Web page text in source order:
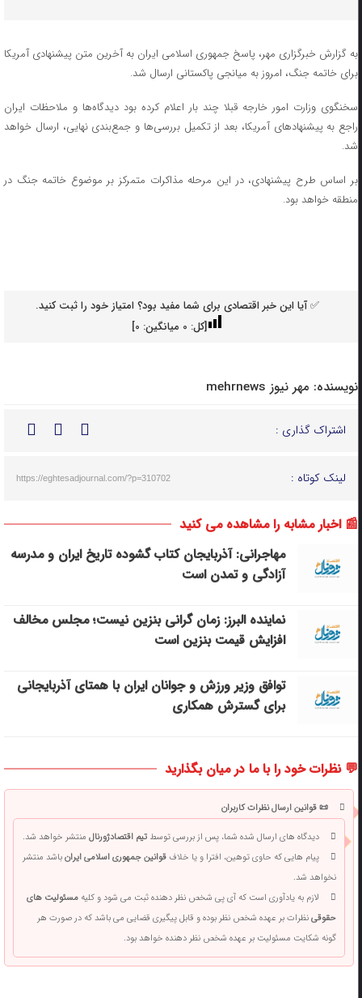
به گزارش خبرگزاری مهر، پاسخ جمهوری اسلامی ایران به آخرین متن پیشنهادی آمریکا
برای خاتمه جنگ، امروز به میانجی پاکستانی ارسال شد.
سخنگوی وزارت امور خارجه قبلا چند بار اعلام کرده بود دیدگاه‌ها و ملاحظات ایران
راجع به پیشنهادهای آمریکا، بعد از تکمیل بررسی‌ها و جمع‌بندی نهایی، ارسال خواهد
شد.
بر اساس طرح پیشنهادی، در این مرحله مذاکرات متمرکز بر موضوع خاتمه جنگ در
منطقه خواهد بود.
✅ آیا این خبر اقتصادی برای شما مفید بود؟ امتیاز خود را ثبت کنید.
[کل: 0میانگین: 0
]
نویسنده: مهر نیوز mehrnews
اشتراک گذاری :
لینک کوتاه : https://eghtesadjournal.com/?p=310702
📰 اخبار مشابه را مشاهده می کنید
مهاجرانی: آذربایجان کتاب گشوده تاریخ ایران و مدرسه
آزادگی و تمدن است
نماینده البرز: زمان گرانی بنزین نیست؛ مجلس مخالف
افزایش قیمت بنزین است
توافق وزیر ورزش و جوانان ایران با همتای آذربایجانی
برای گسترش همکاری
💬 نظرات خود را با ما در میان بگذارید
📜 قوانین ارسال نظرات کاربران
دیدگاه های ارسال شده شما، پس از بررسی توسطتیم اقتصادژورنالمنتشر خواهد شد.
پیام هایی که حاوی توهین، افترا و یا خلافقوانین جمهوری اسلامی ایرانباشد منتشر
نخواهد شد.
لازم به یادآوری است که آی پی شخص نظر دهنده ثبت می شود و کلیهمسئولیت های
حقوقینظرات بر عهده شخص نظر بوده و قابل پیگیری قضایی می باشد که در صورت هر
گونه شکایت مسئولیت بر عهده شخص نظر دهنده خواهد بود.